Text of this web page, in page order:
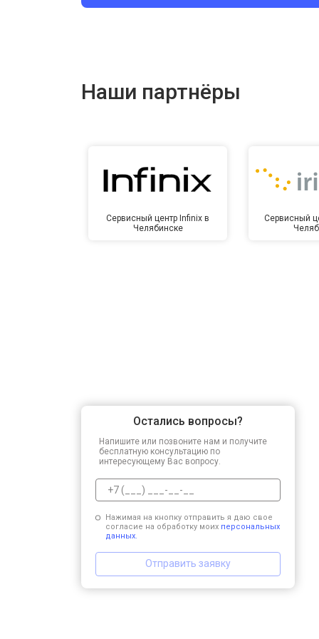
Наши партнёры
Сервисный центр Infinix в
Челябинске
Сервисный
Остались вопросы?
Напишите или позвоните нам и получите
бесплатную консультацию по
интересующему Вас вопросу.
Нажимая на кнопку отправить я даю свое
согласие на обработку моих персональных
данных.
Отправить заявку